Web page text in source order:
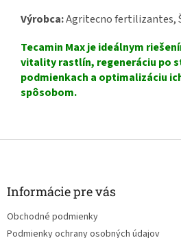
Výrobca:Agritecno fertilizantes,
Tecamin Max je ideálnym
vitality rastlín, regeneráciu po
podmienkach a optimalizáciu
spôsobom.
Z
Informácie pre vás
Obchodné podmienky
Podmienky ochrany osobných údajov